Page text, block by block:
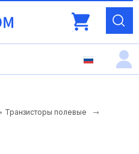
Транзисторы полевые